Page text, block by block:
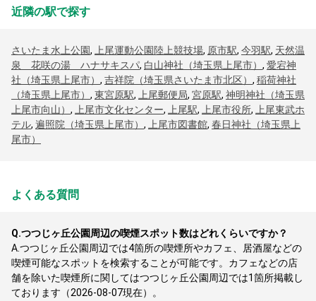
近隣の駅で探す
さいたま水上公園, 上尾運動公園陸上競技場, 原市駅, 今羽駅, 天然温
泉 花咲の湯 ハナサキスパ, 白山神社（埼玉県上尾市） , 愛宕神
社（埼玉県上尾市） , 吉祥院（埼玉県さいたま市北区） , 稲荷神社
（埼玉県上尾市） , 東宮原駅, 上尾郵便局, 宮原駅, 神明神社（埼玉県
上尾市向山） , 上尾市文化センター, 上尾駅, 上尾市役所,
上尾東武ホ
テル, 遍照院（埼玉県上尾市） , 上尾市図書館, 春日神社（埼玉県上
尾市）
よくある質問
Q.つつじヶ丘公園周辺の喫煙スポット数はどれくらいですか？
A.つつじヶ丘公園周辺では4箇所の喫煙所やカフェ、居酒屋などの
喫煙可能なスポットを検索することが可能です。カフェなどの店
舗を除いた喫煙所に関してはつつじヶ丘公園周辺では1箇所掲載し
ております（2026-08-07現在）。